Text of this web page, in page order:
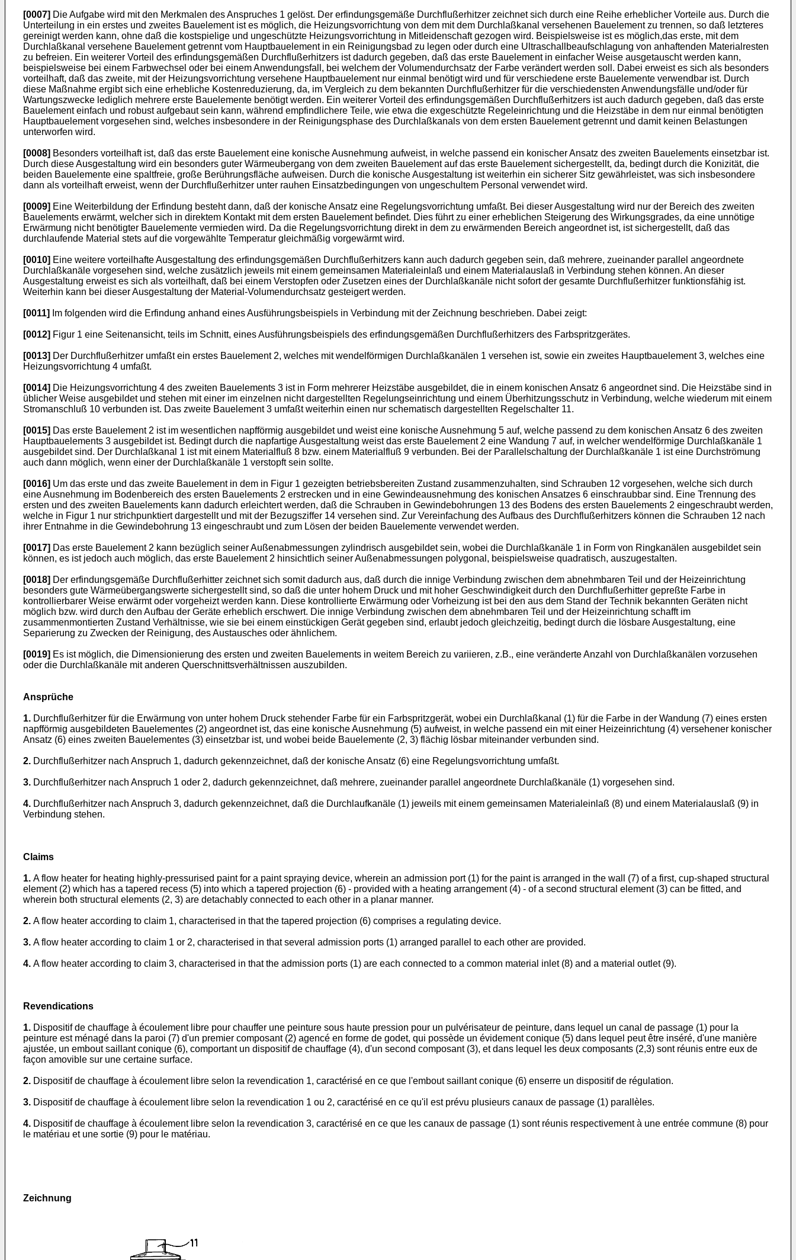
[0007] Die Aufgabe wird mit den Merkmalen des Anspruches 1 gelöst. Der erfindungsgemäße Durchflußerhitzer zeichnet sich durch eine Reihe erheblicher Vorteile aus. Durch die
Unterteilung in ein erstes und zweites Bauelement ist es möglich, die Heizungsvorrichtung von dem mit dem Durchlaßkanal versehenen Bauelement zu trennen, so daß letzteres
gereinigt werden kann, ohne daß die kostspielige und ungeschützte Heizungsvorrichtung in Mitleidenschaft gezogen wird. Beispielsweise ist es möglich,das erste, mit dem
Durchlaßkanal versehene Bauelement getrennt vom Hauptbauelement in ein Reinigungsbad zu legen oder durch eine Ultraschallbeaufschlagung von anhaftenden Materialresten
zu befreien. Ein weiterer Vorteil des erfindungsgemäßen Durchflußerhitzers ist dadurch gegeben, daß das erste Bauelement in einfacher Weise ausgetauscht werden kann,
beispielsweise bei einem Farbwechsel oder bei einem Anwendungsfall, bei welchem der Volumendurchsatz der Farbe verändert werden soll. Dabei erweist es sich als besonders
vorteilhaft, daß das zweite, mit der Heizungsvorrichtung versehene Hauptbauelement nur einmal benötigt wird und für verschiedene erste Bauelemente verwendbar ist. Durch
diese Maßnahme ergibt sich eine erhebliche Kostenreduzierung, da, im Vergleich zu dem bekannten Durchflußerhitzer für die verschiedensten Anwendungsfälle und/oder für
Wartungszwecke lediglich mehrere erste Bauelemente benötigt werden. Ein weiterer Vorteil des erfindungsgemäßen Durchflußerhitzers ist auch dadurch gegeben, daß das erste
Bauelement einfach und robust aufgebaut sein kann, während empfindlichere Teile, wie etwa die exgeschützte Regeleinrichtung und die Heizstäbe in dem nur einmal benötigten
Hauptbauelement vorgesehen sind, welches insbesondere in der Reinigungsphase des Durchlaßkanals von dem ersten Bauelement getrennt und damit keinen Belastungen
unterworfen wird.
[0008] Besonders vorteilhaft ist, daß das erste Bauelement eine konische Ausnehmung aufweist, in welche passend ein konischer Ansatz des zweiten Bauelements einsetzbar ist.
Durch diese Ausgestaltung wird ein besonders guter Wärmeubergang von dem zweiten Bauelement auf das erste Bauelement sichergestellt, da, bedingt durch die Konizität, die
beiden Bauelemente eine spaltfreie, große Berührungsfläche aufweisen. Durch die konische Ausgestaltung ist weiterhin ein sicherer Sitz gewährleistet, was sich insbesondere
dann als vorteilhaft erweist, wenn der Durchflußerhitzer unter rauhen Einsatzbedingungen von ungeschultem Personal verwendet wird.
[0009] Eine Weiterbildung der Erfindung besteht dann, daß der konische Ansatz eine Regelungsvorrichtung umfaßt. Bei dieser Ausgestaltung wird nur der Bereich des zweiten
Bauelements erwärmt, welcher sich in direktem Kontakt mit dem ersten Bauelement befindet. Dies führt zu einer erheblichen Steigerung des Wirkungsgrades, da eine unnötige
Erwärmung nicht benötigter Bauelemente vermieden wird. Da die Regelungsvorrichtung direkt in dem zu erwärmenden Bereich angeordnet ist, ist sichergestellt, daß das
durchlaufende Material stets auf die vorgewählte Temperatur gleichmäßig vorgewärmt wird.
[0010] Eine weitere vorteilhafte Ausgestaltung des erfindungsgemäßen Durchflußerhitzers kann auch dadurch gegeben sein, daß mehrere, zueinander parallel angeordnete
Durchlaßkanäle vorgesehen sind, welche zusätzlich jeweils mit einem gemeinsamen Materialeinlaß und einem Materialauslaß in Verbindung stehen können. An dieser
Ausgestaltung erweist es sich als vorteilhaft, daß bei einem Verstopfen oder Zusetzen eines der Durchlaßkanäle nicht sofort der gesamte Durchflußerhitzer funktionsfähig ist.
Weiterhin kann bei dieser Ausgestaltung der Material-Volumendurchsatz gesteigert werden.
[0011] Im folgenden wird die Erfindung anhand eines Ausführungsbeispiels in Verbindung mit der Zeichnung beschrieben. Dabei zeigt:
[0012] Figur 1 eine Seitenansicht, teils im Schnitt, eines Ausführungsbeispiels des erfindungsgemäßen Durchflußerhitzers des Farbspritzgerätes.
[0013] Der Durchflußerhitzer umfaßt ein erstes Bauelement 2, welches mit wendelförmigen Durchlaßkanälen 1 versehen ist, sowie ein zweites Hauptbauelement 3, welches eine
Heizungsvorrichtung 4 umfaßt.
[0014] Die Heizungsvorrichtung 4 des zweiten Bauelements 3 ist in Form mehrerer Heizstäbe ausgebildet, die in einem konischen Ansatz 6 angeordnet sind. Die Heizstäbe sind in
üblicher Weise ausgebildet und stehen mit einer im einzelnen nicht dargestellten Regelungseinrichtung und einem Überhitzungsschutz in Verbindung, welche wiederum mit einem
Stromanschluß 10 verbunden ist. Das zweite Bauelement 3 umfaßt weiterhin einen nur schematisch dargestellten Regelschalter 11.
[0015] Das erste Bauelement 2 ist im wesentlichen napfförmig ausgebildet und weist eine konische Ausnehmung 5 auf, welche passend zu dem konischen Ansatz 6 des zweiten
Hauptbauelements 3 ausgebildet ist. Bedingt durch die napfartige Ausgestaltung weist das erste Bauelement 2 eine Wandung 7 auf, in welcher wendelförmige Durchlaßkanäle 1
ausgebildet sind. Der Durchlaßkanal 1 ist mit einem Materialfluß 8 bzw. einem Materialfluß 9 verbunden. Bei der Parallelschaltung der Durchlaßkanäle 1 ist eine Durchströmung
auch dann möglich, wenn einer der Durchlaßkanäle 1 verstopft sein sollte.
[0016] Um das erste und das zweite Bauelement in dem in Figur 1 gezeigten betriebsbereiten Zustand zusammenzuhalten, sind Schrauben 12 vorgesehen, welche sich durch
eine Ausnehmung im Bodenbereich des ersten Bauelements 2 erstrecken und in eine Gewindeausnehmung des konischen Ansatzes 6 einschraubbar sind. Eine Trennung des
ersten und des zweiten Bauelements kann dadurch erleichtert werden, daß die Schrauben in Gewindebohrungen 13 des Bodens des ersten Bauelements 2 eingeschraubt werden,
welche in Figur 1 nur strichpunktiert dargestellt und mit der Bezugsziffer 14 versehen sind. Zur Vereinfachung des Aufbaus des Durchflußerhitzers können die Schrauben 12 nach
ihrer Entnahme in die Gewindebohrung 13 eingeschraubt und zum Lösen der beiden Bauelemente verwendet werden.
[0017] Das erste Bauelement 2 kann bezüglich seiner Außenabmessungen zylindrisch ausgebildet sein, wobei die Durchlaßkanäle 1 in Form von Ringkanälen ausgebildet sein
können, es ist jedoch auch möglich, das erste Bauelement 2 hinsichtlich seiner Außenabmessungen polygonal, beispielsweise quadratisch, auszugestalten.
[0018] Der erfindungsgemäße Durchflußerhitter zeichnet sich somit dadurch aus, daß durch die innige Verbindung zwischen dem abnehmbaren Teil und der Heizeinrichtung
besonders gute Wärmeübergangswerte sichergestellt sind, so daß die unter hohem Druck und mit hoher Geschwindigkeit durch den Durchflußerhitter gepreßte Farbe in
kontrollierbarer Weise erwärmt oder vorgeheizt werden kann. Diese kontrollierte Erwärmung oder Vorheizung ist bei den aus dem Stand der Technik bekannten Geräten nicht
möglich bzw. wird durch den Aufbau der Geräte erheblich erschwert. Die innige Verbindung zwischen dem abnehmbaren Teil und der Heizeinrichtung schafft im
zusammenmontierten Zustand Verhältnisse, wie sie bei einem einstückigen Gerät gegeben sind, erlaubt jedoch gleichzeitig, bedingt durch die lösbare Ausgestaltung, eine
Separierung zu Zwecken der Reinigung, des Austausches oder ähnlichem.
[0019] Es ist möglich, die Dimensionierung des ersten und zweiten Bauelements in weitem Bereich zu variieren, z.B., eine veränderte Anzahl von Durchlaßkanälen vorzusehen
oder die Durchlaßkanäle mit anderen Querschnittsverhältnissen auszubilden.
Ansprüche
1. Durchflußerhitzer für die Erwärmung von unter hohem Druck stehender Farbe für ein Farbspritzgerät, wobei ein Durchlaßkanal (1) für die Farbe in der Wandung (7) eines ersten
napfförmig ausgebildeten Bauelementes (2) angeordnet ist, das eine konische Ausnehmung (5) aufweist, in welche passend ein mit einer Heizeinrichtung (4) versehener konischer
Ansatz (6) eines zweiten Bauelementes (3) einsetzbar ist, und wobei beide Bauelemente (2, 3) flächig lösbar miteinander verbunden sind.
2. Durchflußerhitzer nach Anspruch 1, dadurch gekennzeichnet, daß der konische Ansatz (6) eine Regelungsvorrichtung umfaßt.
3. Durchflußerhitzer nach Anspruch 1 oder 2, dadurch gekennzeichnet, daß mehrere, zueinander parallel angeordnete Durchlaßkanäle (1) vorgesehen sind.
4. Durchflußerhitzer nach Anspruch 3, dadurch gekennzeichnet, daß die Durchlaufkanäle (1) jeweils mit einem gemeinsamen Materialeinlaß (8) und einem Materialauslaß (9) in
Verbindung stehen.
Claims
1. A flow heater for heating highly-pressurised paint for a paint spraying device, wherein an admission port (1) for the paint is arranged in the wall (7) of a first, cup-shaped structural
element (2) which has a tapered recess (5) into which a tapered projection (6) - provided with a heating arrangement (4) - of a second structural element (3) can be fitted, and
wherein both structural elements (2, 3) are detachably connected to each other in a planar manner.
2. A flow heater according to claim 1, characterised in that the tapered projection (6) comprises a regulating device.
3. A flow heater according to claim 1 or 2, characterised in that several admission ports (1) arranged parallel to each other are provided.
4. A flow heater according to claim 3, characterised in that the admission ports (1) are each connected to a common material inlet (8) and a material outlet (9).
Revendications
1. Dispositif de chauffage à écoulement libre pour chauffer une peinture sous haute pression pour un pulvérisateur de peinture, dans lequel un canal de passage (1) pour la
peinture est ménagé dans la paroi (7) d'un premier composant (2) agencé en forme de godet, qui possède un évidement conique (5) dans lequel peut être inséré, d'une manière
ajustée, un embout saillant conique (6), comportant un dispositif de chauffage (4), d'un second composant (3), et dans lequel les deux composants (2,3) sont réunis entre eux de
façon amovible sur une certaine surface.
2. Dispositif de chauffage à écoulement libre selon la revendication 1, caractérisé en ce que l'embout saillant conique (6) enserre un dispositif de régulation.
3. Dispositif de chauffage à écoulement libre selon la revendication 1 ou 2, caractérisé en ce qu'il est prévu plusieurs canaux de passage (1) parallèles.
4. Dispositif de chauffage à écoulement libre selon la revendication 3, caractérisé en ce que les canaux de passage (1) sont réunis respectivement à une entrée commune (8) pour
le matériau et une sortie (9) pour le matériau.
Zeichnung